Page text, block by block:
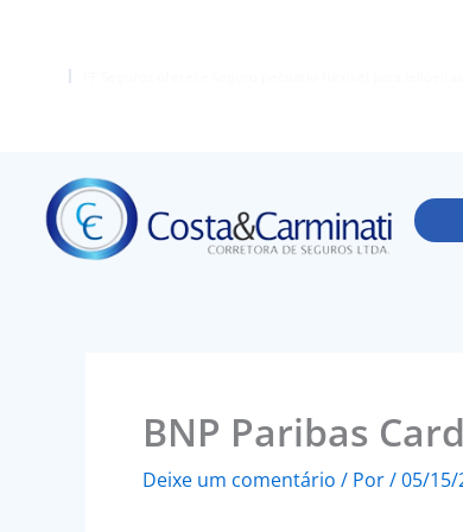
BNP Paribas
Deixe um comentário / Por/05/15/